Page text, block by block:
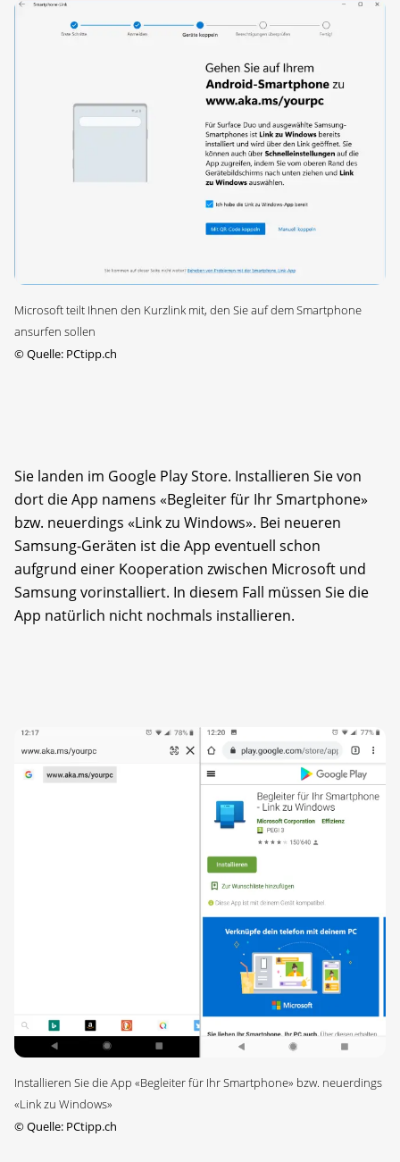
Microsoft teilt Ihnen den Kurzlink mit, den Sie auf dem Smartphone
ansurfen sollen
©Quelle: PCtipp.ch
Sie landen im Google Play Store. Installieren Sie von
dort die App namens «Begleiter für Ihr Smartphone»
bzw. neuerdings «Link zu Windows». Bei neueren
Samsung-Geräten ist die App eventuell schon
aufgrund einer Kooperation zwischen Microsoft und
Samsung vorinstalliert. In diesem Fall müssen Sie die
App natürlich nicht nochmals installieren.
Installieren Sie die App «Begleiter für Ihr Smartphone» bzw. neuerdings
«Link zu Windows»
©Quelle: PCtipp.ch